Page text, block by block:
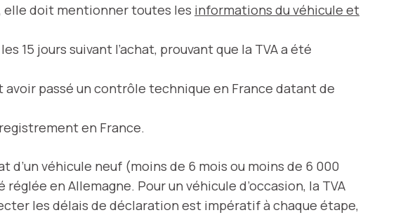
elle doit mentionner toutes les informations du véhicule et
15 jours suivant l’achat, prouvant que la TVA a été
avoir passé un contrôle technique en France datant de
en France.
d’un véhicule neuf (moins de 6 mois ou moins de 6 000
en Allemagne. Pour un véhicule d’occasion, la TVA
les délais de déclaration est impératif à chaque étape,